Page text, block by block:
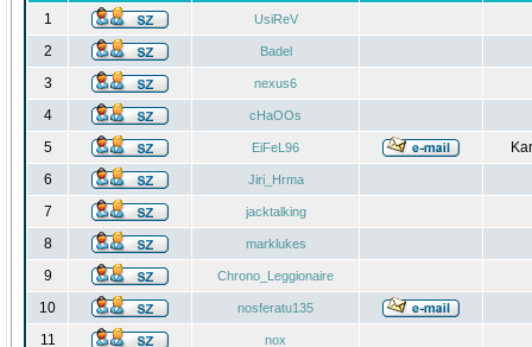
1 UsiReV
2 Badel
3 nexus6
4 cHaOOs
5 EiFeL96
6
Jiri_Hrma
7 jacktalking
8 marklukes
9 Chrono_Leggionaire
10 nosferatu135
11 nox